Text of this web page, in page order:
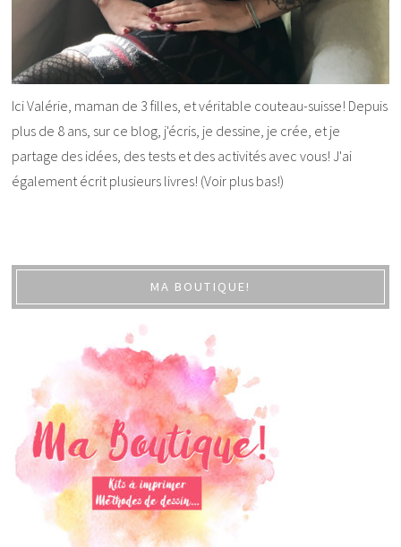
Ici Valérie, maman de 3 filles, et véritable couteau-suisse! Depuis
plus de 8 ans, sur ce blog, j'écris, je dessine, je crée, et je
partage des idées, des tests et des activités avec vous! J'ai
également écrit plusieurs livres! (Voir plus bas!)
MA BOUTIQUE!